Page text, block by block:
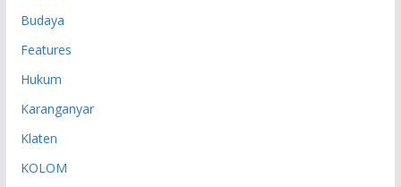
Budaya
Features
Hukum
Karanganyar
Klaten
KOLOM